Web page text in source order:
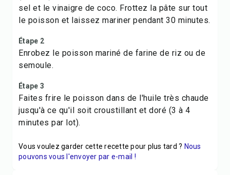
sel et le vinaigre de coco. Frottez la pâte sur tout
le poisson et laissez mariner pendant 30 minutes.
Étape 2
Enrobez le poisson mariné de farine de riz ou de
semoule.
Étape 3
Faites frire le poisson dans de l'huile très chaude
jusqu'à ce qu'il soit croustillant et doré (3 à 4
minutes par lot).
Vous voulez garder cette recette pour plus tard ? Nous
pouvons vous l'envoyer par e-mail !